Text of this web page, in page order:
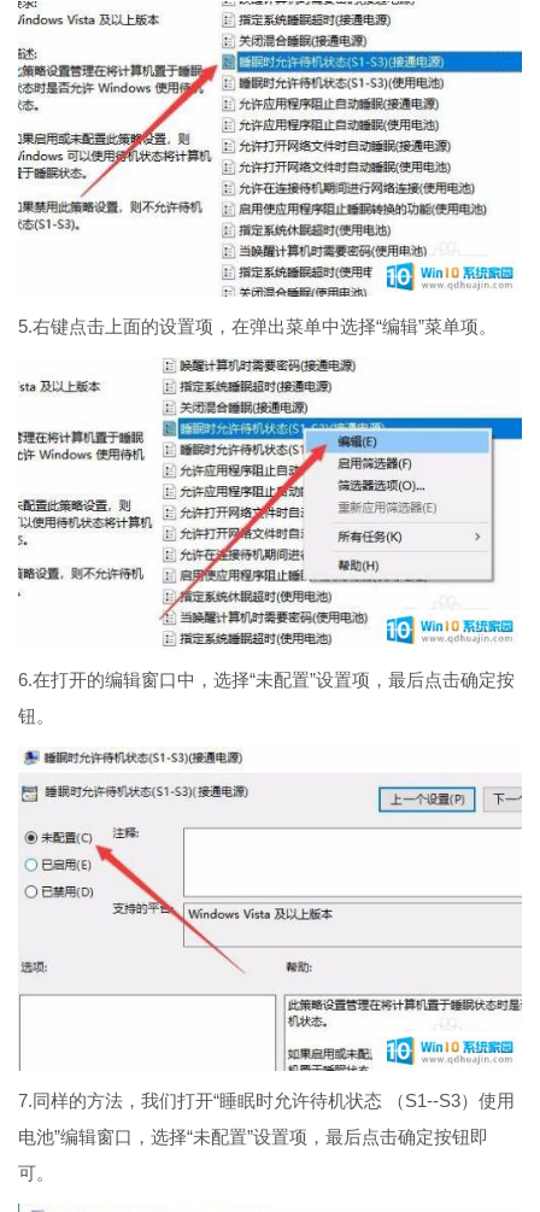
5.右键点击上面的设置项，在弹出菜单中选择“编辑”菜单项。
6.在打开的编辑窗口中，选择“未配置”设置项，最后点击确定按
钮。
7.同样的方法，我们打开“睡眠时允许待机状态 （S1--S3）使用
电池”编辑窗口，选择“未配置”设置项，最后点击确定按钮即
可。